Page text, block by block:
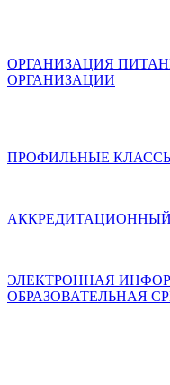
ОРГАНИЗАЦИЯ
ОРГАНИЗАЦИИ
ПРОФИЛЬНЫЕ
ЭЛЕКТРОННАЯ
ОБРАЗОВАТЕЛЬНАЯ